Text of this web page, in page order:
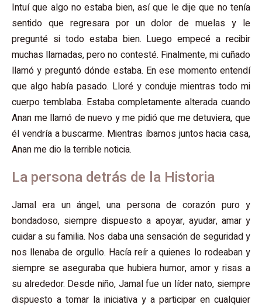
Intuí que algo no estaba bien, así que le dije que no tenía
sentido que regresara por un dolor de muelas y le
pregunté si todo estaba bien. Luego empecé a recibir
muchas llamadas, pero no contesté. Finalmente, mi cuñado
llamó y preguntó dónde estaba. En ese momento entendí
que algo había pasado. Lloré y conduje mientras todo mi
cuerpo temblaba. Estaba completamente alterada cuando
Anan me llamó de nuevo y me pidió que me detuviera, que
él vendría a buscarme. Mientras íbamos juntos hacia casa,
Anan me dio la terrible noticia.
La persona detrás de la Historia
Jamal era un ángel, una persona de corazón puro y
bondadoso, siempre dispuesto a apoyar, ayudar, amar y
cuidar a su familia. Nos daba una sensación de seguridad y
nos llenaba de orgullo. Hacía reír a quienes lo rodeaban y
siempre se aseguraba que hubiera humor, amor y risas a
su alrededor. Desde niño, Jamal fue un líder nato, siempre
dispuesto a tomar la iniciativa y a participar en cualquier